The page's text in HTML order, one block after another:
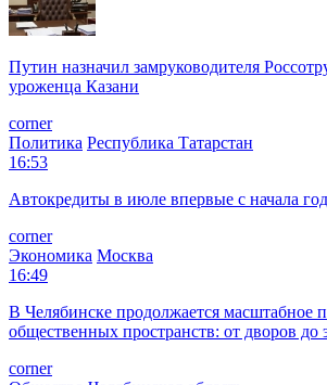
Путин назначил замруководителя
уроженца Казани
corner
Политика Республика Татарстан
16:53
Автокредиты в июле впервые с начала
corner
Экономика Москва
16:49
В Челябинске продолжается масштабное
общественных пространств: от дворов до
corner